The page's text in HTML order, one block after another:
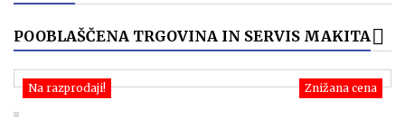
POOBLAŠČENA TRGOVINA IN SERVIS MAKITA
Na razprodaji! Znižana cena